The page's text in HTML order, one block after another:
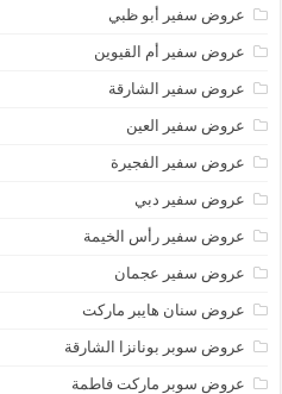
عروض سفير أبو ظبي
عروض سفير أم القيوين
عروض سفير الشارقة
عروض سفير العين
عروض سفير الفجيرة
عروض سفير دبي
عروض سفير رأس الخيمة
عروض سفير عجمان
عروض سنان هايبر ماركت
عروض سوبر بونانزا الشارقة
عروض سوبر ماركت فاطمة